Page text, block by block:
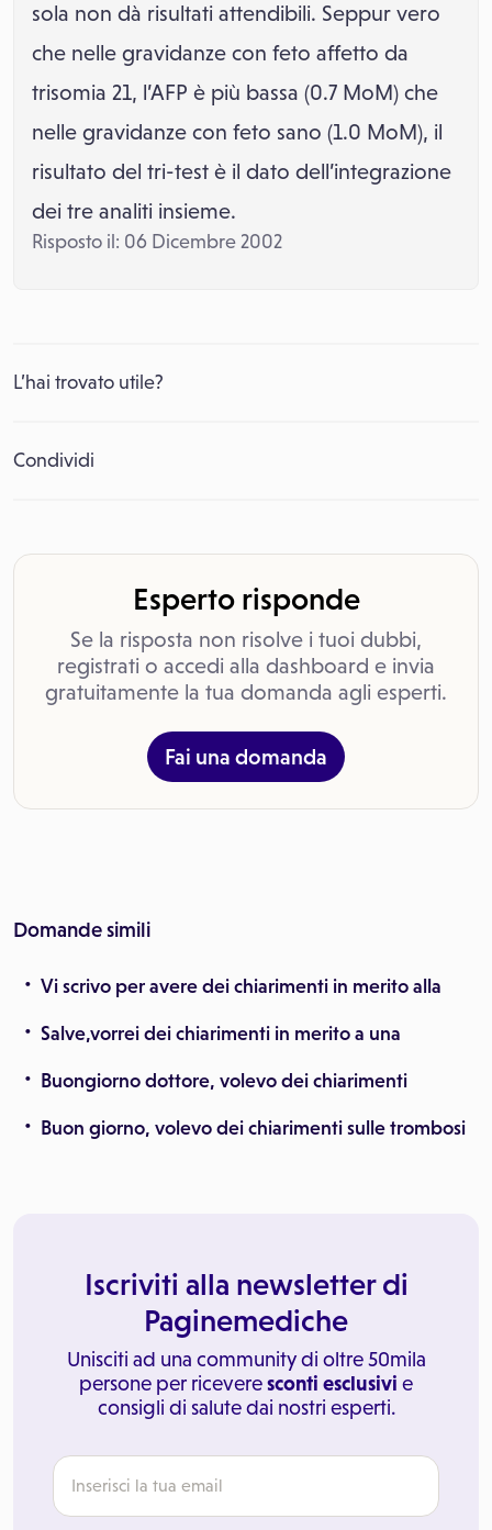
sola non dà risultati attendibili. Seppur vero
che nelle gravidanze con feto affetto da
trisomia 21, l’AFP è più bassa (0.7 MoM) che
nelle gravidanze con feto sano (1.0 MoM), il
risultato del tri-test è il dato dell’integrazione
dei tre analiti insieme.
Risposto il: 06 Dicembre 2002
L’hai trovato utile?
Condividi
Esperto risponde
Se la risposta non risolve i tuoi dubbi,
registrati o accedi alla dashboard e invia
gratuitamente la tua domanda agli esperti.
Fai una domanda
Domande simili
Vi scrivo per avere dei chiarimenti in merito alla
Salve,vorrei dei chiarimenti in merito a una
Buongiorno dottore, volevo dei chiarimenti
Buon giorno, volevo dei chiarimenti sulle trombosi
Iscriviti alla newsletter di
Paginemediche
Unisciti ad una community di oltre 50mila
persone per riceveresconti esclusivi e
consigli di salute dai nostri esperti.